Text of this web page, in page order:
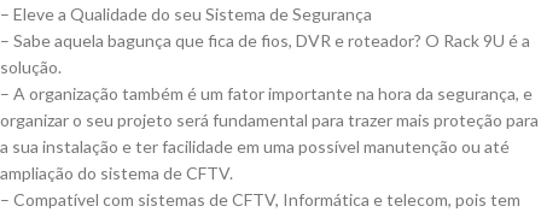
– Eleve a Qualidade do seu Sistema de Segurança
– Sabe aquela bagunça que fica de fios, DVR e roteador? O Rack 9U é a
solução.
– A organização também é um fator importante na hora da segurança, e
organizar o seu projeto será fundamental para trazer mais proteção para
a sua instalação e ter facilidade em uma possível manutenção ou até
ampliação do sistema de CFTV.
– Compatível com sistemas de CFTV, Informática e telecom, pois tem